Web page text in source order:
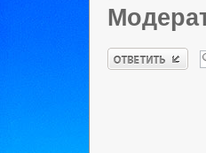
Ответить